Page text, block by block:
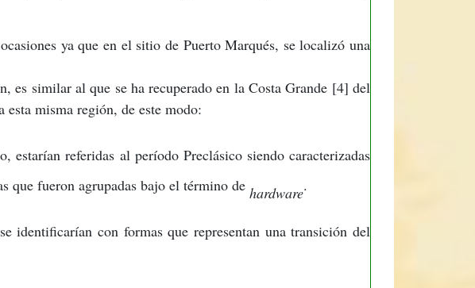
ya que en el sitio de Puerto Marqués, se localizó una
es similar al que se ha recuperado en la Costa Grande [4] del
esta misma región, de este modo:
estarían referidas al período Preclásico siendo caracterizadas
que fueron agrupadas bajo el término de hardware.
identificarían con formas que representan una transición del